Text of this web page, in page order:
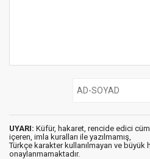
UYARI: Küfür, hakaret, rencide edici
içeren, imla kuralları ile yazılmamış,
Türkçe karakter kullanılmayan ve büyük
onaylanmamaktadır.